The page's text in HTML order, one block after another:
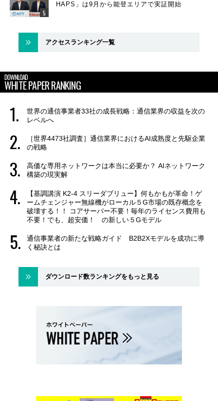
HAPS」は9月から能登エリアで実証開始
アクセスランキング一覧
DOWNLOAD
WHITE PAPER RANKING
世界の通信事業者33社の成長戦略：通信業界の収益を次の
レベルへ
［世界4473社調査］通信業界におけるAI成熟度と先駆企業
の戦略
高価な専用ネットワークは本当に必要か？ AIネットワーク
構築の現実解
【基調講演 K2-4 スリーダブリュー】何もかもが革命！ゲ
ームチェンジャー無線機がローカル５G市場の既存概念を
破壊する！！ コアサーバー不要！毎年のライセンス費用も
不要！でも、超安価！ の新しい５Gモデル
通信事業者の新たな戦略ガイド B2B2Xモデルを成功に導
く秘訣とは
ダウンロード数ランキングをもっと見る